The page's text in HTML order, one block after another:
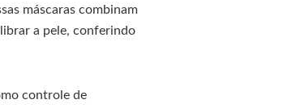
máscaras combinam
a pele, conferindo
controle de